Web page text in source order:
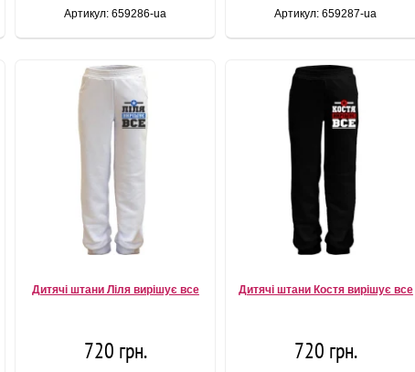
Артикул: 659286-ua Артикул: 659287-ua
Дитячі штани Ліля вирішує все
720 грн.
Дитячі штани Костя вирішує все
720 грн.